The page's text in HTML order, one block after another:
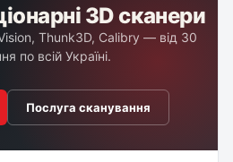
3D сканери
Thunk3D, Calibry — від 30
по всій Україні.
Послуга сканування